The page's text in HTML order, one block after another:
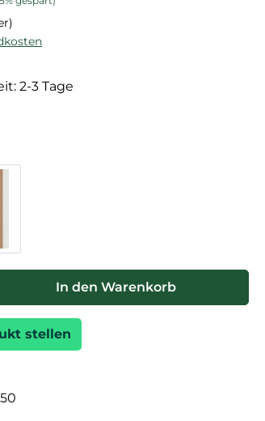
2-3 Tage
Wert ein oder benutze die
In den Warenkorb
stellen